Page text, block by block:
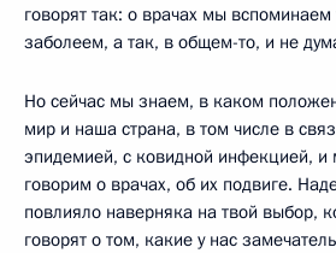
говорят так: о врачах мы вспоминаем
заболеем, а так, в общем-то, и не
Но сейчас мы знаем, в каком
мир и наша страна, в том числе в
эпидемией, с ковидной инфекцией,
говорим о врачах, об их подвиге.
повлияло наверняка на твой выбор,
говорят о том, какие у нас